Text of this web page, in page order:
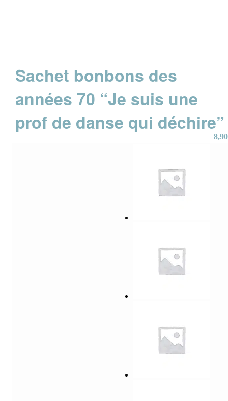
Sachet bonbons des
années 70 “Je suis une
prof de danse qui déchire”
8,90